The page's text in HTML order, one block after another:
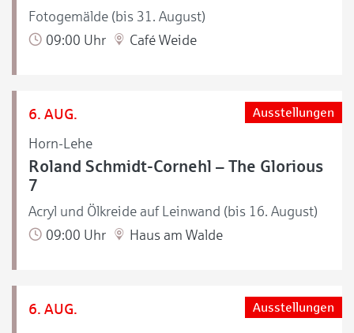
Fotogemälde (bis 31. August)
09:00 Uhr
Café Weide
6. AUG.
Horn-Lehe
Ausstellungen
Roland Schmidt-Cornehl – The Glorious
7
Acryl und Ölkreide auf Leinwand (bis 16. August)
09:00 Uhr
Haus am Walde
6. AUG. Ausstellungen